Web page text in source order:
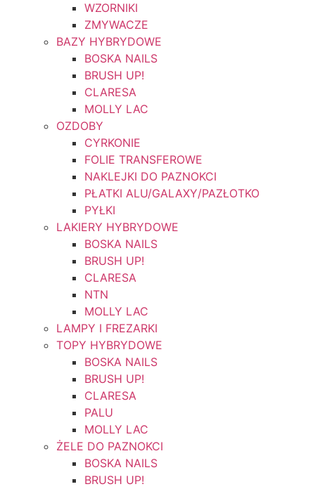
WZORNIKI
ZMYWACZE
BAZY HYBRYDOWE
BOSKA NAILS
BRUSH UP!
CLARESA
MOLLY LAC
OZDOBY
CYRKONIE
FOLIE TRANSFEROWE
NAKLEJKI DO PAZNOKCI
PŁATKI ALU/GALAXY/PAZŁOTKO
PYŁKI
LAKIERY HYBRYDOWE
BOSKA NAILS
BRUSH UP!
CLARESA
NTN
MOLLY LAC
LAMPY I FREZARKI
TOPY HYBRYDOWE
BOSKA NAILS
BRUSH UP!
CLARESA
PALU
MOLLY LAC
ŻELE DO PAZNOKCI
BOSKA NAILS
BRUSH UP!